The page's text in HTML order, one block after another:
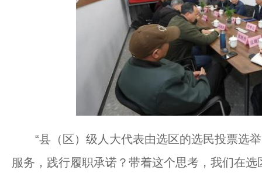
“县（区）级人大代表由选区的选民投票选举
服务，践行履职承诺？带着这个思考，我们在